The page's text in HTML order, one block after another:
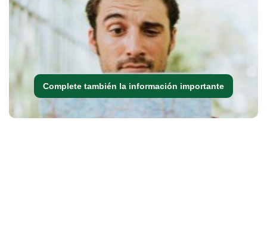
Complete también la información importante